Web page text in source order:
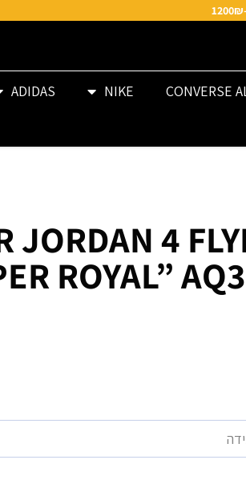
CONVERSE
NIKE
ADIDAS
JORDAN 4
ROYAL”